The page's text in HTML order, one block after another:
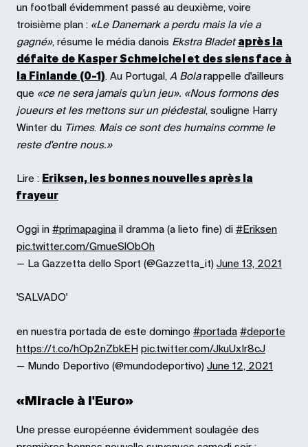
un football évidemment passé au deuxième, voire
troisième plan : «Le Danemark a perdu mais la vie a
gagné», résume le média danois Ekstra Bladet après la
défaite de Kasper Schmeichel et des siens face à
la Finlande (0-1). Au Portugal, A Bolarappelle d'ailleurs
que «ce ne sera jamais qu'un jeu». «Nous formons des
joueurs et les mettons sur un piédestal, souligne Harry
Winter du Times. Mais ce sont des humains comme le
reste d'entre nous.»
Lire : Eriksen, les bonnes nouvelles après la
frayeur
Oggi in #primapagina il dramma (a lieto fine) di #Eriksen
pic.twitter.com/GmueSlObOh
— La Gazzetta dello Sport (@Gazzetta_it) June 13, 2021
'SALVADO'
en nuestra portada de este domingo #portada #deporte
https://t.co/hOp2nZbkEH pic.twitter.com/JkuUxIr8cJ
— Mundo Deportivo (@mundodeportivo) June 12, 2021
«Miracle à l'Euro»
Une presse européenne évidemment soulagée des